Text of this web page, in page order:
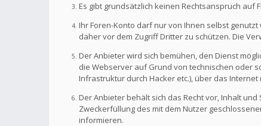
Es gibt grundsätzlich keinen Rechtsanspruch auf
Ihr Foren-Konto darf nur von Ihnen selbst
daher vor dem Zugriff Dritter zu schützen. Die
Der Anbieter wird sich bemühen, den Dienst
die Webserver auf Grund von technischen oder
Infrastruktur durch Hacker etc.), über das
Der Anbieter behält sich das Recht vor, Inhalt
Zweckerfüllung des mit dem Nutzer
informieren.